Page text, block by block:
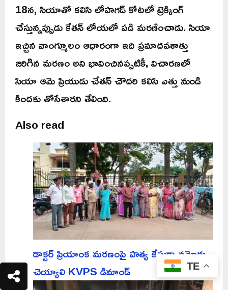
18న, సియాతో కలిసి లోహగడ్ కోటలో ట్రెక్కింగ్
చేస్తున్నప్పుడు కేతన్ లోయలో పడి మరణించాడు. సియా
ఇచ్చిన వాంగ్మూలం ఆధారంగా ఇది ప్రమాదవశాత్తు
జరిగిన మరణం అని భావించినప్పటికీ, విచారణలో
సియా ఆమె ప్రియుడు చేతన్ చౌదరి కలిసి ఎత్తు నుండి
కిందకు తోసేశారని తేలింది.
Also read
డాక్టర్ ప్రియాంక మరణంపై హత్య కేసుగా నమోదు
చెయ్యాలి KVPS డిమాండ్
TE